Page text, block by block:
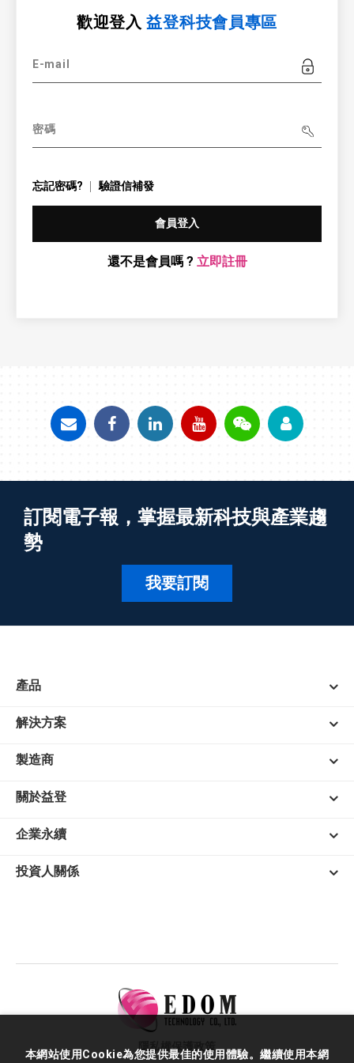
歡迎登入益登科技會員專區
E-mail
密碼
忘記密碼? 驗證信補發
會員登入
還不是會員嗎 ? 立即註冊
訂閱電子報，掌握最新科技與產業趨
勢
我要訂閱
產品
解決方案
製造商
關於益登
企業永續
投資人關係
隱私權保護政策
本網站使用Cookie為您提供最佳的使用體驗。繼續使用本網